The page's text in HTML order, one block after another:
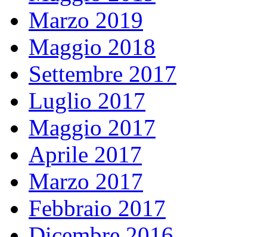
Marzo 2019
Maggio 2018
Settembre 2017
Luglio 2017
Maggio 2017
Aprile 2017
Marzo 2017
Febbraio 2017